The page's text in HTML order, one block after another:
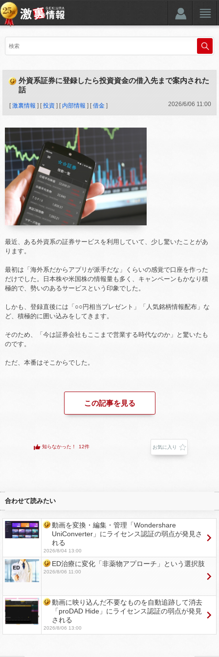
外資系証券に登録したら投資資金の借入先まで案内された
話
[激裏情報 ] [投資 ] [ 内部情報 ] [借金 ] 2026/6/06 11:00
最近、ある外資系の証券サービスを利用していて、少し驚いたことがあ
ります。
最初は「海外系だからアプリが派手だな」くらいの感覚で口座を作った
だけでした。日本株や米国株の情報量も多く、キャンペーンもかなり積
極的で、勢いのあるサービスという印象でした。
しかも、登録直後には「○○円相当プレゼント」「人気銘柄情報配布」な
ど、積極的に囲い込みをしてきます。
そのため、「今は証券会社もここまで営業する時代なのか」と驚いたも
のです。
ただ、本番はそこからでした。
この記事を見る
知らなかった！ 12件 お気に入り
合わせて読みたい
動画を変換・編集・管理「Wondershare
UniConverter」にライセンス認証の弱点が発見さ
れる
2026/8/04 13:00
ED治療に変化「非薬物アプローチ」という選択肢
2026/8/06 11:00
動画に映り込んだ不要なものを自動追跡して消去
「proDAD Hide」にライセンス認証の弱点が発見
される
2026/8/06 13:00